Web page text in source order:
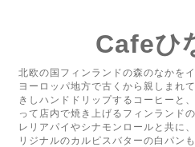
Cafeひ
北欧の国フィンランドの森のなかを
ヨーロッパ地方で古くから親しまれ
きしハンドドリップするコーヒーと
って店内で焼き上げるフィンランド
レリアパイやシナモンロールと共に
リジナルのカルピスバターの白パン